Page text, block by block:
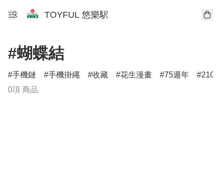
TOYFUL 悠樂駅
#蝴蝶結
手機鏈 手機掛繩 收藏 花生漫畫 75週年
210
0項 商品